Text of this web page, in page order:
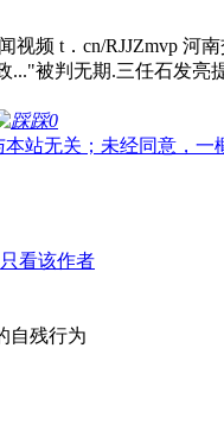
视频 t．cn/RJJZmvp 河
..."被判无期.三任石发
踩0
站无关；未经同意，
只看该作者
自残行为